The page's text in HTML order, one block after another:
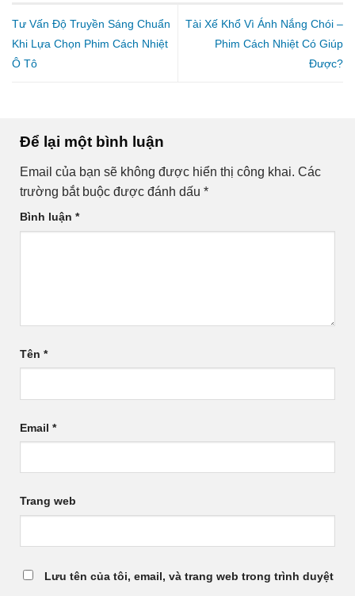
Tư Vấn Độ Truyền Sáng Chuẩn
Khi Lựa Chọn Phim Cách Nhiệt
Ô Tô
Tài Xế Khổ Vì Ánh Nắng Chói –
Phim Cách Nhiệt Có Giúp
Được?
Để lại một bình luận
Email của bạn sẽ không được hiển thị công khai. Các
trường bắt buộc được đánh dấu *
Bình luận *
Tên *
Email *
Trang web
Lưu tên của tôi, email, và trang web trong trình duyệt